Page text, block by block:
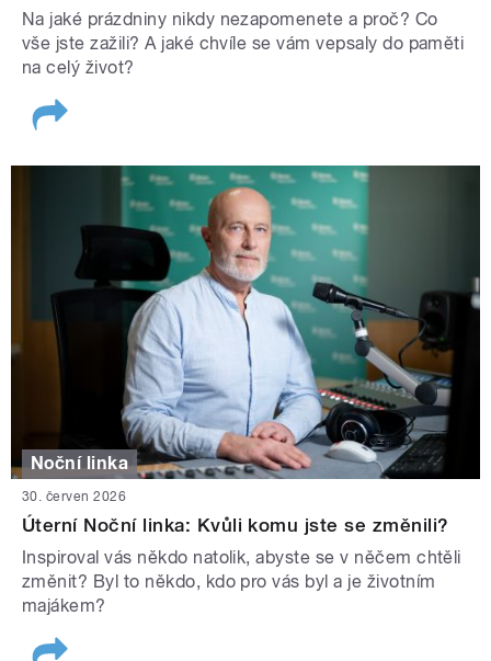
Na jaké prázdniny nikdy nezapomenete a proč? Co
vše jste zažili? A jaké chvíle se vám vepsaly do paměti
na celý život?
Noční linka
30. červen 2026
Úterní Noční linka: Kvůli komu jste se změnili?
Inspiroval vás někdo natolik, abyste se v něčem chtěli
změnit? Byl to někdo, kdo pro vás byl a je životním
majákem?